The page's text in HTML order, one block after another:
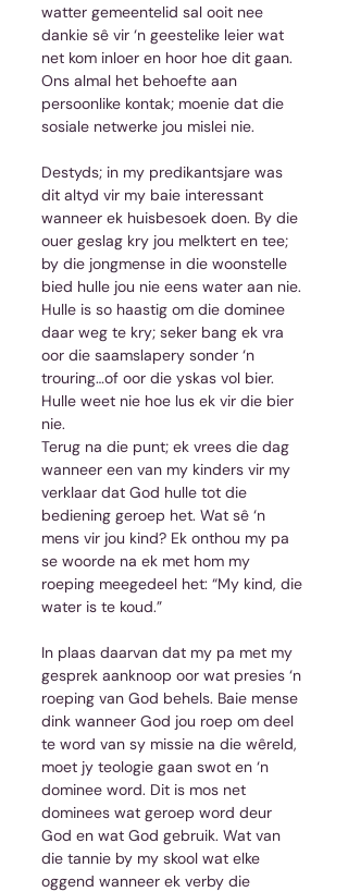
watter gemeentelid sal ooit nee
dankie sê vir ‘n geestelike leier wat
net kom inloer en hoor hoe dit gaan.
Ons almal het behoefte aan
persoonlike kontak; moenie dat die
sosiale netwerke jou mislei nie.
Destyds; in my predikantsjare was
dit altyd vir my baie interessant
wanneer ek huisbesoek doen. By die
ouer geslag kry jou melktert en tee;
by die jongmense in die woonstelle
bied hulle jou nie eens water aan nie.
Hulle is so haastig om die dominee
daar weg te kry; seker bang ek vra
oor die saamslapery sonder ‘n
trouring…of oor die yskas vol bier.
Hulle weet nie hoe lus ek vir die bier
nie.
Terug na die punt; ek vrees die dag
wanneer een van my kinders vir my
verklaar dat God hulle tot die
bediening geroep het. Wat sê ‘n
mens vir jou kind? Ek onthou my pa
se woorde na ek met hom my
roeping meegedeel het: “My kind, die
water is te koud.”
In plaas daarvan dat my pa met my
gesprek aanknoop oor wat presies ‘n
roeping van God behels. Baie mense
dink wanneer God jou roep om deel
te word van sy missie na die wêreld,
moet jy teologie gaan swot en ‘n
dominee word. Dit is mos net
dominees wat geroep word deur
God en wat God gebruik. Wat van
die tannie by my skool wat elke
oggend wanneer ek verby die